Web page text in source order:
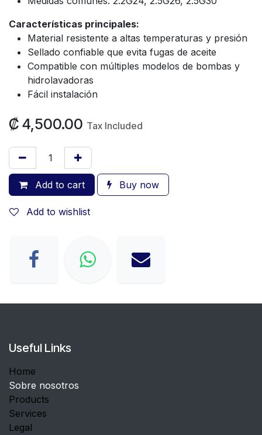
Características principales:
Material resistente a altas temperaturas y presión
Sellado confiable que evita fugas de aceite
Compatible con múltiples modelos de bombas y
hidrolavadoras
Fácil instalación
₡ 4,500.00 Tax Included
Add to cart Buy now
Add to wishlist
Useful Links
Home
Sobre nosotros
Products
Services
Legal